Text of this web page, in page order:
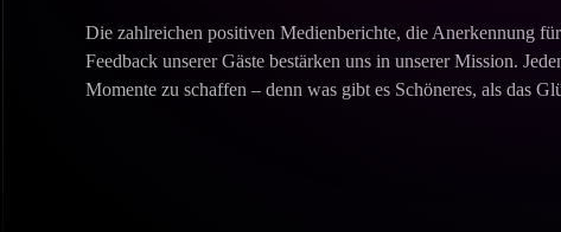
Die zahlreichen positiven Medienberichte, die Anerkennung
Feedback unserer Gäste bestärken uns in unserer Mission.
Momente zu schaffen – denn was gibt es Schöneres, als das